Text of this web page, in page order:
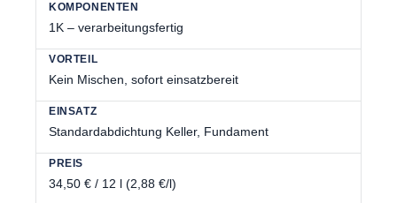
1K – verarbeitungsfertig
Kein Mischen, sofort einsatzbereit
Standardabdichtung Keller, Fundament
34,50 € / 12 l (2,88 €/l)